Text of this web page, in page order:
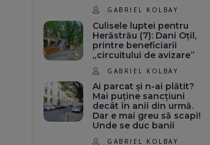
GABRIEL KOLBAY
Culisele luptei pentru
Herăstrău (7): Dani Oțil,
printre beneficiarii
„circuitului de avizare”
GABRIEL KOLBAY
Ai parcat și n-ai plătit?
Mai puține sancțiuni
decât în anii din urmă.
Dar e mai greu să scapi!
Unde se duc banii
GABRIEL KOLBAY